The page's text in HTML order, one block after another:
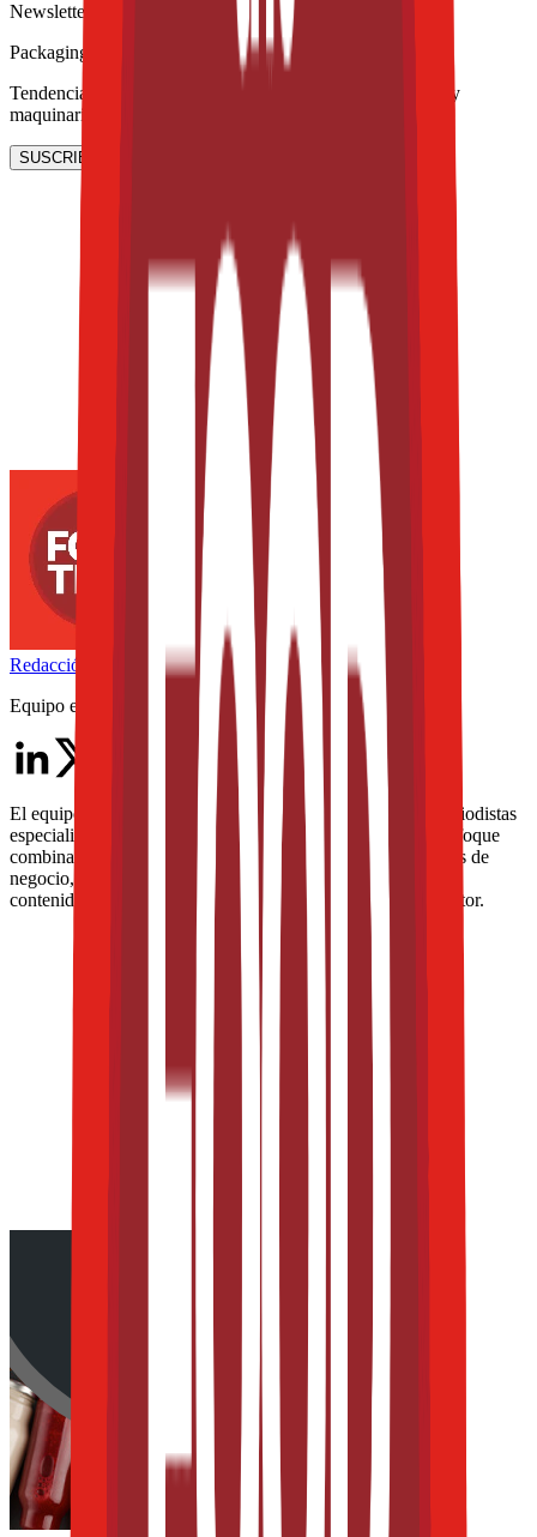
Newsletter
Packaging, envasado y procesamiento
Tendencias en materiales sostenibles, diseño de empaques y
maquinaria para envasado.
SUSCRIBIRME AHORA
Redacción
THE FOOD TECH
Equipo editorial de contenidos
El equipo editorial de The Food Tech está integrado por periodistas
especializados en la industria de alimentos y bebidas. Su enfoque
combina análisis técnico, innovación tecnológica, tendencias de
negocio, nutrición, normatividad y packaging, para ofrecer
contenidos de alto valor dirigidos a los profesionales del sector.